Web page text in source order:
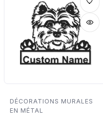
DÉCORATIONS MURALES
EN MÉTAL